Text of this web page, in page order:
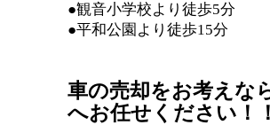
●観音小学校より徒歩5分
●平和公園より徒歩15分
車の売却をお考えな
へお任せください！